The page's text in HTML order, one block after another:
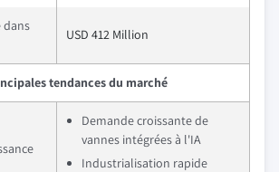
dans
USD 412 Million
tendances du marché
Demande croissante de
vannes intégrées à l'IA
Industrialisation rapide